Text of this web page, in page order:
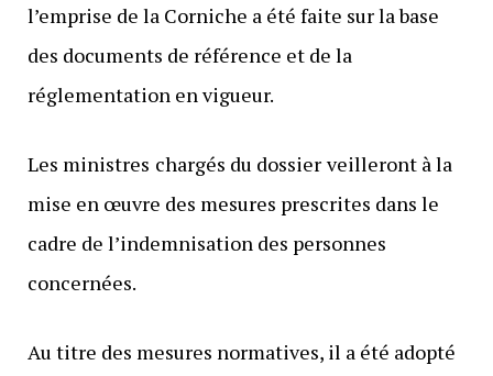
l’emprise de la Corniche a été faite sur la base
des documents de référence et de la
réglementation en vigueur.
Les ministres chargés du dossier veilleront à la
mise en œuvre des mesures prescrites dans le
cadre de l’indemnisation des personnes
concernées.
Au titre des mesures normatives, il a été adopté